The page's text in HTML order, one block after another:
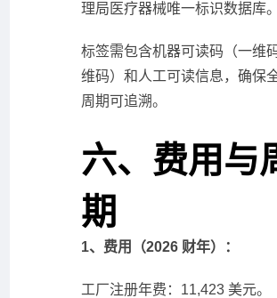
理局医疗器械唯一标识数据库。
标签需包含机器可读码（一维
维码）和人工可读信息，确保
周期可追溯。
六、费用与
期
1、费用（2026 财年）：
工厂注册年费：11,423 美元。